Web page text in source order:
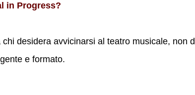
in Progress?
desidera avvicinarsi al teatro musicale, non
e formato.